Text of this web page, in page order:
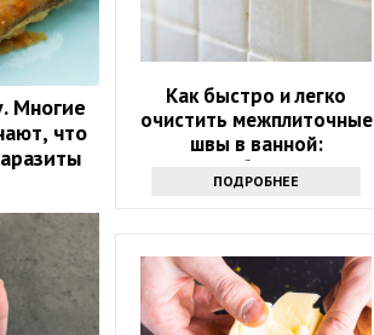
Многие
что
Как быстро и легко
очистить межплиточные
швы в ванной:
понадобится соль
ПОДРОБНЕЕ